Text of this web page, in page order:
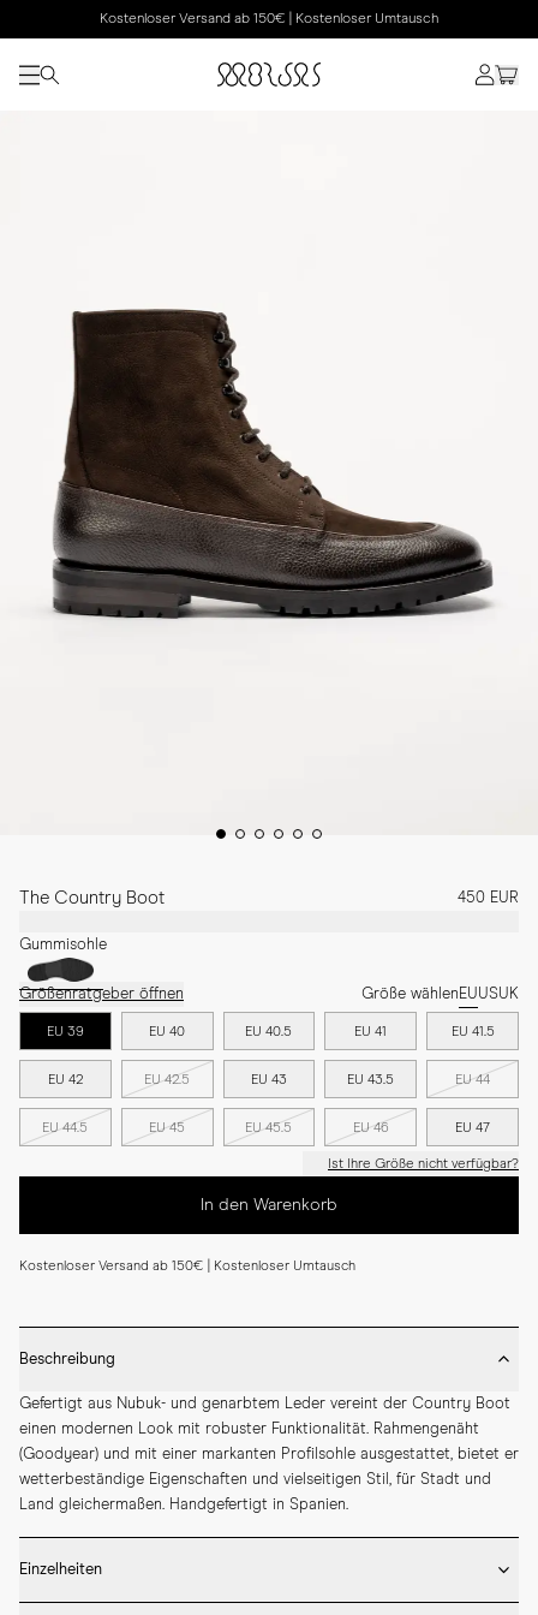
Kostenloser Versand ab 150€ | Kostenloser Umtausch
The Country Boot 450 EUR
Gummisohle
Größenratgeber öffnen Größe wählenEUUSUK
EU 39 EU 40 EU 40.5 EU 41 EU 41.5
EU 42 EU 42.5 EU 43 EU 43.5 EU 44
EU 44.5 EU 45 EU 45.5 EU 46 EU 47
Ist Ihre Größe nicht verfügbar?
In den Warenkorb
Kostenloser Versand ab 150€ | Kostenloser Umtausch
Beschreibung
Gefertigt aus Nubuk- und genarbtem Leder vereint der Country Boot
einen modernen Look mit robuster Funktionalität. Rahmengenäht
(Goodyear) und mit einer markanten Profilsohle ausgestattet, bietet er
wetterbeständige Eigenschaften und vielseitigen Stil, für Stadt und
Land gleichermaßen. Handgefertigt in Spanien.
Einzelheiten